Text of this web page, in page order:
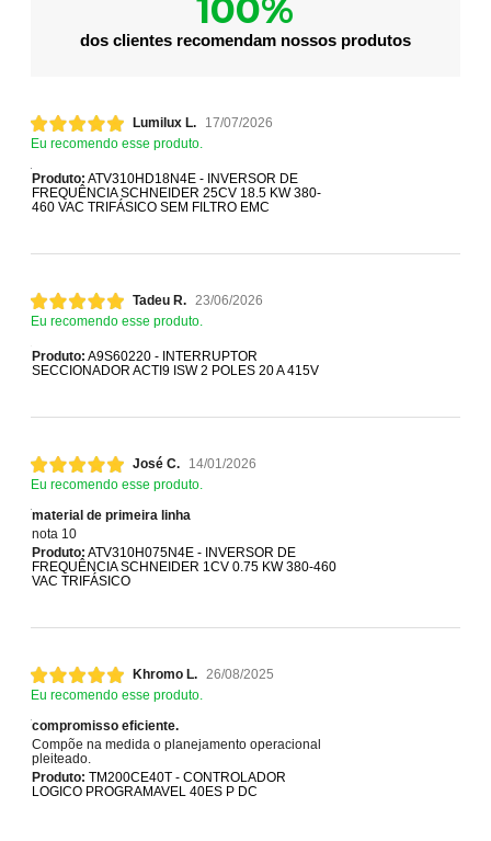
100%
dos clientes recomendam nossos produtos
Lumilux L.
17/07/2026
Eu recomendo esse produto.
Produto: ATV310HD18N4E - INVERSOR DE
FREQUÊNCIA SCHNEIDER 25CV 18.5 KW 380-
460 VAC TRIFÁSICO SEM FILTRO EMC
Tadeu R. 23/06/2026
Eu recomendo esse produto.
Produto: A9S60220 - INTERRUPTOR
SECCIONADOR ACTI9 ISW 2 POLES 20 A 415V
José C.
14/01/2026
Eu recomendo esse produto.
material de primeira linha
nota 10
Produto: ATV310H075N4E - INVERSOR DE
FREQUÊNCIA SCHNEIDER 1CV 0.75 KW 380-460
VAC TRIFÁSICO
Khromo L. 26/08/2025
Eu recomendo esse produto.
compromisso eficiente.
Compõe na medida o planejamento operacional
pleiteado.
Produto: TM200CE40T - CONTROLADOR
LOGICO PROGRAMAVEL 40ES P DC